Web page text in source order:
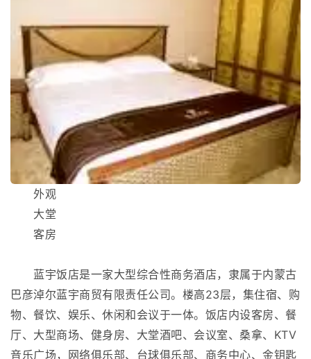
外观
大堂
客房
蓝宇饭店是一家大型综合性商务酒店，隶属于内蒙古
巴彦淖尔蓝宇商贸有限责任公司。楼高23层，集住宿、购
物、餐饮、娱乐、休闲和会议于一体。饭店内设客房、餐
厅、大型商场、健身房、大堂酒吧、会议室、桑拿、KTV
音乐广场，网络俱乐部、台球俱乐部、商务中心、金钥匙